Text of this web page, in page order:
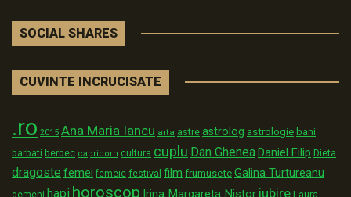
SOCIAL SHARES
CUVINTE INCRUCISATE
.ro 2015 Ana Maria Iancu arta astre astrolog astrologie bani
barbati berbec capricorn cultura cuplu Dan GheneaDaniel Filip Dieta
dragoste femei femeie festival film frumusete Galina Turtureanu
gemeni hapi horoscop Irina Margareta Nistor iubire Laura